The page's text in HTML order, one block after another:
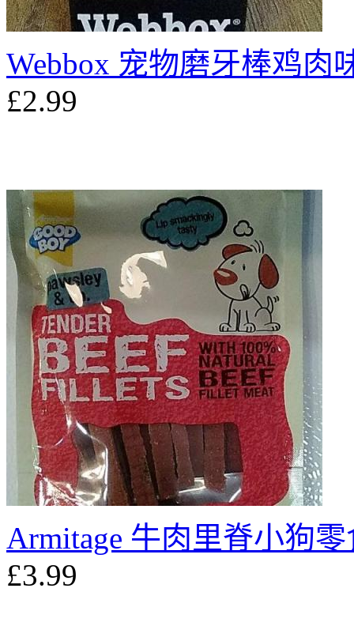
Webbox 宠物磨牙棒鸡肉
£2.99
Armitage 牛肉里脊小狗零
£3.99